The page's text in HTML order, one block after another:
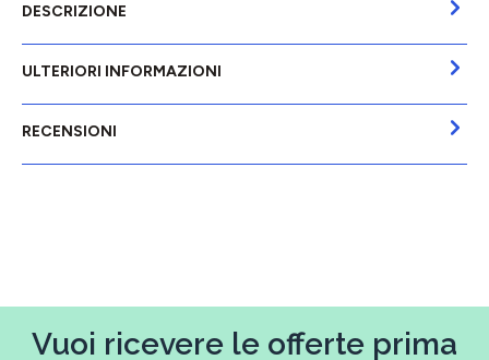
DESCRIZIONE
ULTERIORI INFORMAZIONI
RECENSIONI
Vuoi ricevere le offerte prima